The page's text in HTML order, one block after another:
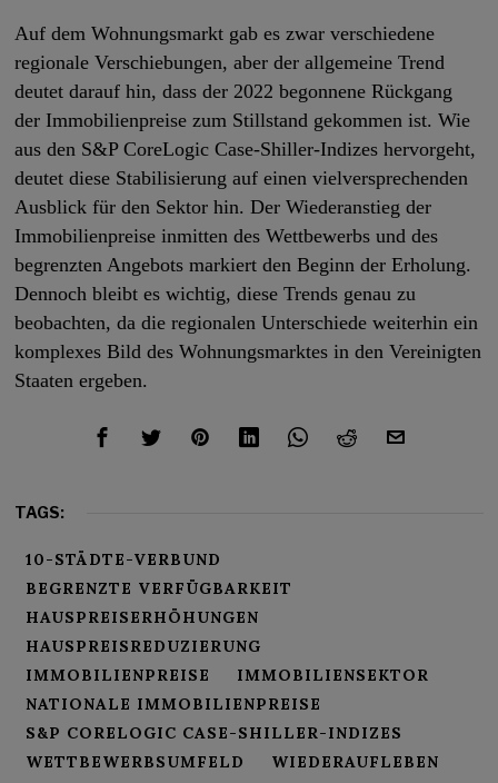
Auf dem Wohnungsmarkt gab es zwar verschiedene
regionale Verschiebungen, aber der allgemeine Trend
deutet darauf hin, dass der 2022 begonnene Rückgang
der Immobilienpreise zum Stillstand gekommen ist. Wie
aus den S&P CoreLogic Case-Shiller-Indizes hervorgeht,
deutet diese Stabilisierung auf einen vielversprechenden
Ausblick für den Sektor hin. Der Wiederanstieg der
Immobilienpreise inmitten des Wettbewerbs und des
begrenzten Angebots markiert den Beginn der Erholung.
Dennoch bleibt es wichtig, diese Trends genau zu
beobachten, da die regionalen Unterschiede weiterhin ein
komplexes Bild des Wohnungsmarktes in den Vereinigten
Staaten ergeben.
TAGS:
10-STÄDTE-VERBUND
BEGRENZTE VERFÜGBARKEIT
HAUSPREISERHÖHUNGEN
HAUSPREISREDUZIERUNG
IMMOBILIENPREISE
IMMOBILIENSEKTOR
NATIONALE IMMOBILIENPREISE
S&P CORELOGIC CASE-SHILLER-INDIZES
WETTBEWERBSUMFELD
WIEDERAUFLEBEN